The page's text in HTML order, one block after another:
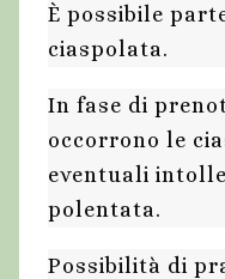
È possibile
ciaspolata.
In fase di
occorrono le
eventuali
polentata.
Possibilità di